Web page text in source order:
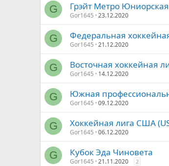
G Грэйт Метро
Gor1645 23.12.2020
G Федеральная
Gor1645 21.12.2020
G Восточная хоккейная
Gor1645 14.12.2020
G Южная
Gor1645 09.12.2020
G Хоккейная лига США
Gor1645 06.12.2020
G Кубок Эда Чиновета
Gor1645 21.11.2020 2